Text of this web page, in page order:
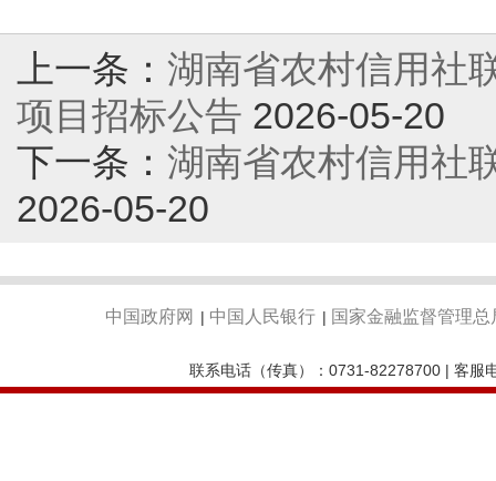
上一条： 湖南省农村信用社
项目招标公告 2026-05-20
下一条： 湖南省农村信用社
2026-05-20
中国政府网 | 中国人民银行 | 国家金融监督管理总
联系电话（传真）：0731-82278700 | 客服